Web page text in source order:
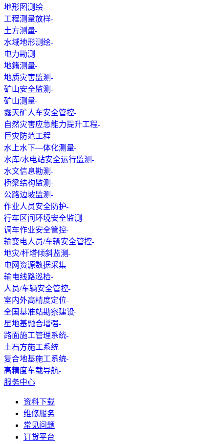
地形图测绘
工程测量放样
土方测量
水域地形测绘
电力勘测
地籍测量
地质灾害监测
矿山安全监测
矿山测量
露天矿人车安全管控
自然灾害应急能力提升工程
巨灾防范工程
水上水下—体化测量
水库/水电站安全运行监测
水文信息勘测
桥梁结构监测
公路边坡监测
作业人员安全防护
行车区间环境安全监测
调车作业安全管控
输变电人员/车辆安全管控
地灾/杆塔倾斜监测
电网资源数据采集
输电线路巡检
人员/车辆安全管控
室内外高精度定位
全国基准站勘察建设
星地基融合增强
路面施工管理系统
土石方施工系统
复合地基施工系统
高精度车载导航
服务中心
资料下载
维修服务
常见问题
订货平台